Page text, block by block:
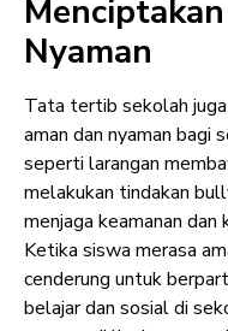
Nyaman
Tata tertib sekolah
aman dan nyaman bagi
seperti larangan
melakukan tindakan
menjaga keamanan dan
Ketika siswa merasa
cenderung untuk
belajar dan sosial di